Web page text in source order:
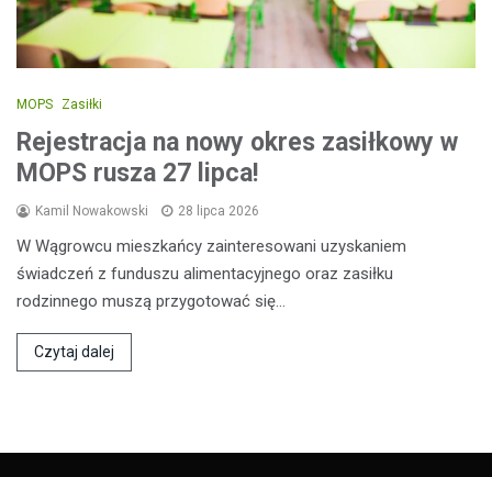
MOPS Zasiłki
Rejestracja na nowy okres zasiłkowy w
MOPS rusza 27 lipca!
Kamil Nowakowski 28 lipca 2026
W Wągrowcu mieszkańcy zainteresowani uzyskaniem
świadczeń z funduszu alimentacyjnego oraz zasiłku
rodzinnego muszą przygotować się…
Czytaj dalej